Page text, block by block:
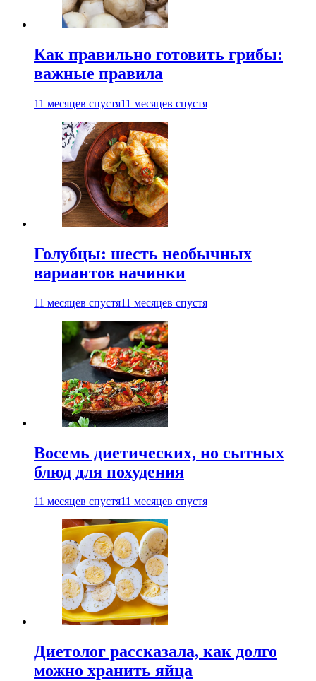
Как правильно готовить грибы:
важные правила
11 месяцев спустя11 месяцев спустя
Голубцы: шесть необычных
вариантов начинки
11 месяцев спустя11 месяцев спустя
Восемь диетических, но сытных
блюд для похудения
11 месяцев спустя11 месяцев спустя
Диетолог рассказала, как долго
можно хранить яйца